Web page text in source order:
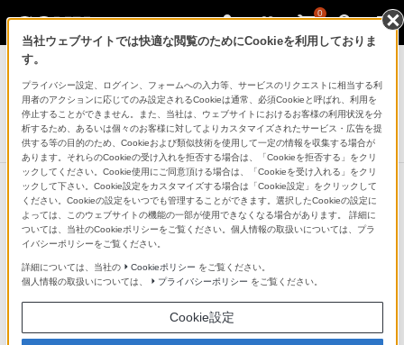
0
テレビ ブラビア
3Dメガネ（アクティブシャッター方式）
TDG-BT500A
DISCONTINUED 生産完了
当社ウェブサイトでは快適な閲覧のためにCookieを利用しておりま
す。
プライバシー設定、ログイン、フォームへの入力等、サービスのリクエストに相当する利
用者のアクションに応じてのみ設定されるCookieは通常、必須Cookieと呼ばれ、利用を
停止することができません。また、当社は、ウェブサイトにおけるお客様の利用状況を分
析するため、あるいは個々のお客様に対してよりカスタマイズされたサービス・広告を提
供する等の目的のため、Cookieおよび類似技術を使用して一定の情報を収集する場合が
あります。それらのCookieの受け入れを拒否する場合は、「Cookieを拒否する」をクリ
ックしてください。Cookie使用にご同意頂ける場合は、「Cookieを受け入れる」をクリ
ックして下さい。Cookie設定をカスタマイズする場合は「Cookie設定」をクリックして
ください。Cookieの設定をいつでも管理することができます。選択したCookieの設定に
よっては、このウェブサイトの機能の一部が使用できなくなる場合があります。 詳細に
ついては、当社のCookieポリシーをご覧ください。個人情報の取扱いについては、プラ
イバシーポリシーをご覧ください。
詳細については、当社の Cookieポリシー をご覧ください。
個人情報の取扱いについては、
プライバシーポリシー をご覧ください。
Cookie設定